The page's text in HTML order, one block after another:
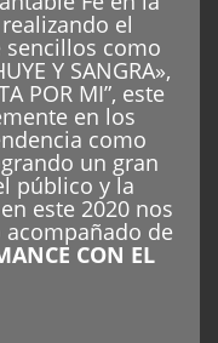
el
sencillos como
Y SANGRA»,
POR MI”, este
en los
como
un gran
público y la
este 2020 nos
de
CON EL